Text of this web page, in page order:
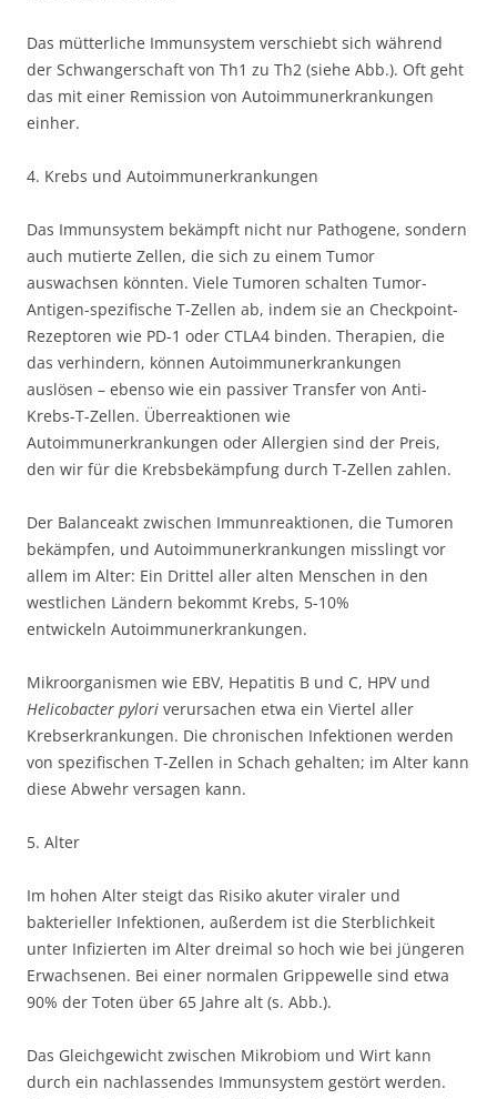
Das mütterliche Immunsystem verschiebt sich während
der Schwangerschaft von Th1 zu Th2 (siehe Abb.). Oft geht
das mit einer Remission von Autoimmunerkrankungen
einher.
4. Krebs und Autoimmunerkrankungen
Das Immunsystem bekämpft nicht nur Pathogene, sondern
auch mutierte Zellen, die sich zu einem Tumor
auswachsen könnten. Viele Tumoren schalten Tumor-
Antigen-spezifische T-Zellen ab, indem sie an Checkpoint-
Rezeptoren wie PD-1 oder CTLA4 binden. Therapien, die
das verhindern, können Autoimmunerkrankungen
auslösen – ebenso wie ein passiver Transfer von Anti-
Krebs-T-Zellen. Überreaktionen wie
Autoimmunerkrankungen oder Allergien sind der Preis,
den wir für die Krebsbekämpfung durch T-Zellen zahlen.
Der Balanceakt zwischen Immunreaktionen, die Tumoren
bekämpfen, und Autoimmunerkrankungen misslingt vor
allem im Alter: Ein Drittel aller alten Menschen in den
westlichen Ländern bekommt Krebs, 5-10%
entwickeln Autoimmunerkrankungen.
Mikroorganismen wie EBV, Hepatitis B und C, HPV und
Helicobacter pylori verursachen etwa ein Viertel aller
Krebserkrankungen. Die chronischen Infektionen werden
von spezifischen T-Zellen in Schach gehalten; im Alter kann
diese Abwehr versagen kann.
5. Alter
Im hohen Alter steigt das Risiko akuter viraler und
bakterieller Infektionen, außerdem ist die Sterblichkeit
unter Infizierten im Alter dreimal so hoch wie bei jüngeren
Erwachsenen. Bei einer normalen Grippewelle sind etwa
90% der Toten über 65 Jahre alt (s. Abb.).
Das Gleichgewicht zwischen Mikrobiom und Wirt kann
durch ein nachlassendes Immunsystem gestört werden.